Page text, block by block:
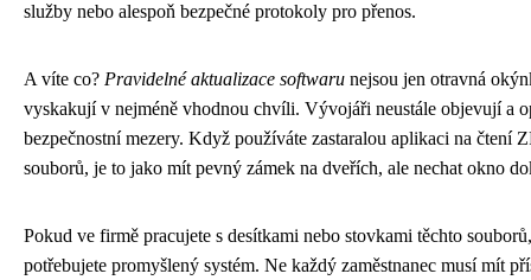
služby nebo alespoň bezpečné protokoly pro přenos.
A víte co? Pravidelné aktualizace softwaru nejsou jen otravná
vyskakují v nejméně vhodnou chvíli. Vývojáři neustále objevují a
bezpečnostní mezery. Když používáte zastaralou aplikaci na čtení
souborů, je to jako mít pevný zámek na dveřích, ale nechat okno
Pokud ve firmě pracujete s desítkami nebo stovkami těchto souborů,
potřebujete promyšlený systém. Ne každý zaměstnanec musí mít